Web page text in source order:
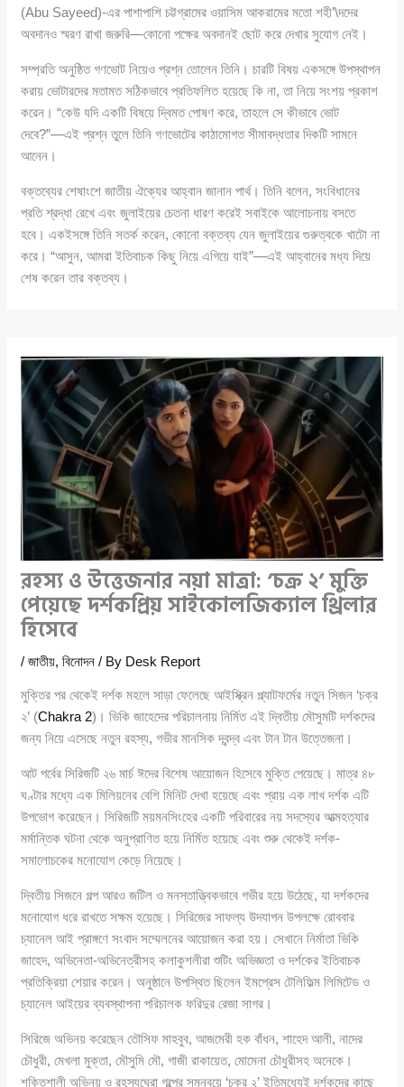
(Abu Sayeed)-এর পাশাপাশি চট্টগ্রামের ওয়াসিম আকরামের মতো শহী’\দদের
অবদানও স্মরণ রাখা জরুরি—কোনো পক্ষের অবদানই ছোট করে দেখার সুযোগ নেই।
সম্প্রতি অনুষ্ঠিত গণভোট নিয়েও প্রশ্ন তোলেন তিনি। চারটি বিষয় একসঙ্গে উপস্থাপন
করায় ভোটারদের মতামত সঠিকভাবে প্রতিফলিত হয়েছে কি না, তা নিয়ে সংশয় প্রকাশ
করেন। “কেউ যদি একটি বিষয়ে দ্বিমত পোষণ করে, তাহলে সে কীভাবে ভোট
দেবে?”—এই প্রশ্ন তুলে তিনি গণভোটের কাঠামোগত সীমাবদ্ধতার দিকটি সামনে
আনেন।
বক্তব্যের শেষাংশে জাতীয় ঐক্যের আহ্বান জানান পার্থ। তিনি বলেন, সংবিধানের
প্রতি শ্রদ্ধা রেখে এবং জুলাইয়ের চেতনা ধারণ করেই সবাইকে আলোচনায় বসতে
হবে। একইসঙ্গে তিনি সতর্ক করেন, কোনো বক্তব্য যেন জুলাইয়ের গুরুত্বকে খাটো না
করে। “আসুন, আমরা ইতিবাচক কিছু নিয়ে এগিয়ে যাই”—এই আহ্বানের মধ্য দিয়ে
শেষ করেন তার বক্তব্য।
রহস্য ও উত্তেজনার নয়া মাত্রা: ‘চক্র ২’ মুক্তি
পেয়েছে দর্শকপ্রিয় সাইকোলজিক্যাল থ্রিলার
হিসেবে
/জাতীয়,বিনোদন / By Desk Report
মুক্তির পর থেকেই দর্শক মহলে সাড়া ফেলেছে আইস্ক্রিন প্ল্যাটফর্মের নতুন সিজন ‘চক্র
২’ (Chakra 2)। ভিকি জাহেদের পরিচালনায় নির্মিত এই দ্বিতীয় মৌসুমটি দর্শকদের
জন্য নিয়ে এসেছে নতুন রহস্য, গভীর মানসিক দ্বন্দ্ব এবং টান টান উত্তেজনা।
আট পর্বের সিরিজটি ২৬ মার্চ ঈদের বিশেষ আয়োজন হিসেবে মুক্তি পেয়েছে। মাত্র ৪৮
ঘণ্টার মধ্যে এক মিলিয়নের বেশি মিনিট দেখা হয়েছে এবং প্রায় এক লাখ দর্শক এটি
উপভোগ করেছেন। সিরিজটি ময়মনসিংহের একটি পরিবারের নয় সদস্যের আত্মহত্যার
মর্মান্তিক ঘটনা থেকে অনুপ্রাণিত হয়ে নির্মিত হয়েছে এবং শুরু থেকেই দর্শক-
সমালোচকের মনোযোগ কেড়ে নিয়েছে।
দ্বিতীয় সিজনে গল্প আরও জটিল ও মনস্তাত্ত্বিকভাবে গভীর হয়ে উঠেছে, যা দর্শকদের
মনোযোগ ধরে রাখতে সক্ষম হয়েছে। সিরিজের সাফল্য উদযাপন উপলক্ষে রোববার
চ্যানেল আই প্রাঙ্গণে সংবাদ সম্মেলনের আয়োজন করা হয়। সেখানে নির্মাতা ভিকি
জাহেদ, অভিনেতা-অভিনেত্রীসহ কলাকুশলীরা শুটিং অভিজ্ঞতা ও দর্শকের ইতিবাচক
প্রতিক্রিয়া শেয়ার করেন। অনুষ্ঠানে উপস্থিত ছিলেন ইমপ্রেস টেলিফিল্ম লিমিটেড ও
চ্যানেল আইয়ের ব্যবস্থাপনা পরিচালক ফরিদুর রেজা সাগর।
সিরিজে অভিনয় করেছেন তৌসিফ মাহবুব, আজমেরী হক বাঁধন, শাহেদ আলী, নাদের
চৌধুরী, মেখলা মুক্তা, মৌসুমি মৌ, গাজী রাকায়েত, মোমেনা চৌধুরীসহ অনেকে।
শক্তিশালী অভিনয় ও রহস্যঘেরা গল্পের সমন্বয়ে ‘চক্র ২’ ইতিমধ্যেই দর্শকদের কাছে